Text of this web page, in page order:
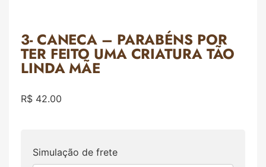
3- CANECA – PARABÉNS POR
TER FEITO UMA CRIATURA TÃO
LINDA MÃE
R$ 42.00
Simulação de frete